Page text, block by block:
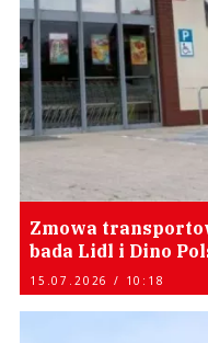
Zmowa
bada Lidl i Dino
15.07.2026 / 10:18